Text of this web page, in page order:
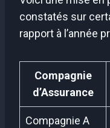
constatés sur
rapport à l’année
Compagnie
d’Assurance
Compagnie A